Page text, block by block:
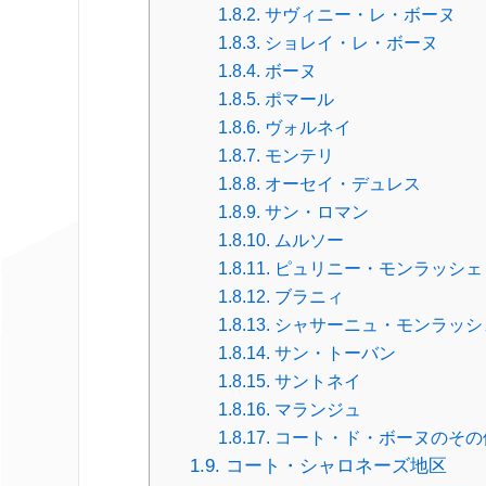
サヴィニー・レ・ボーヌ
ショレイ・レ・ボーヌ
ボーヌ
ポマール
ヴォルネイ
モンテリ
オーセイ・デュレス
サン・ロマン
ムルソー
ピュリニー・モンラッシェ
ブラニィ
シャサーニュ・モンラッシ
サン・トーバン
サントネイ
マランジュ
コート・ド・ボーヌのそ
コート・シャロネーズ地区